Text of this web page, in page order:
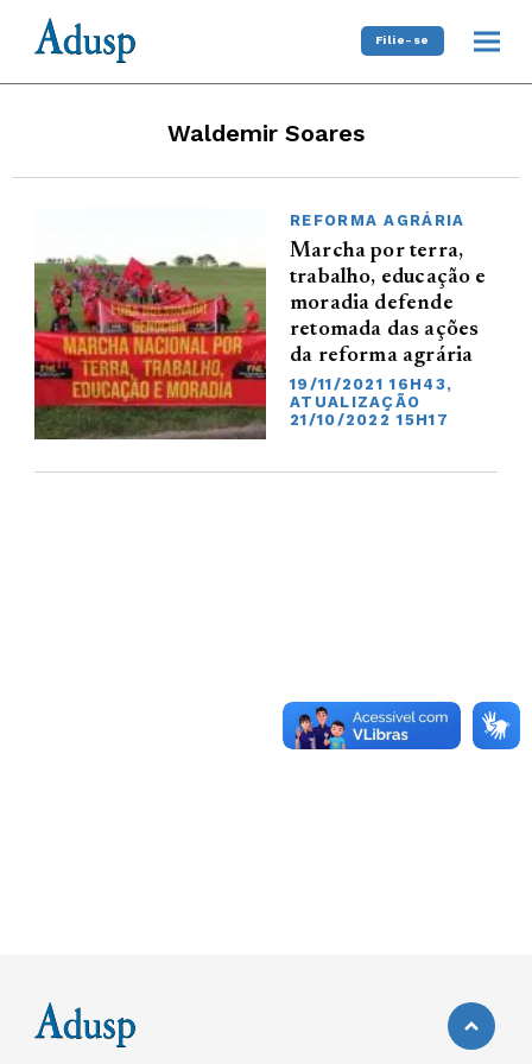
Filie-se
Waldemir Soares
REFORMA AGRÁRIA
Marcha por terra,
trabalho, educação e
moradia defende
retomada das ações
da reforma agrária
19/11/2021 16H43,
ATUALIZAÇÃO
21/10/2022 15H17